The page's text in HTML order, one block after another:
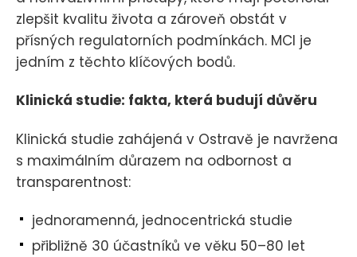
zlepšit kvalitu života a zároveň obstát v
přísných regulatorních podmínkách. MCI je
jedním z těchto klíčových bodů.
Klinická studie: fakta, která budují důvěru
Klinická studie zahájená v Ostravě je navržena
s maximálním důrazem na odbornost a
transparentnost:
jednoramenná, jednocentrická studie
přibližně 30 účastníků ve věku 50–80 let